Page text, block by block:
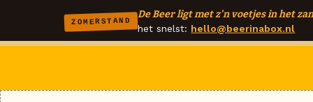
ZOMERSTAND
De Beer ligt met z'n voetjes in het
het snelst: hello@beerinabox.nl